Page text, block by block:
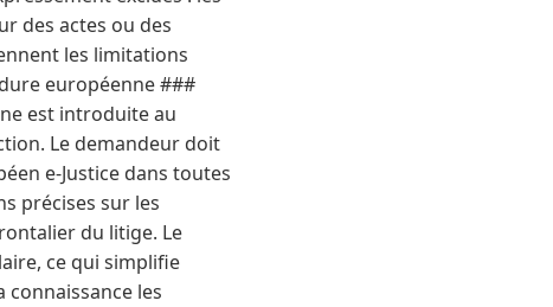
des actes ou des
les limitations
européenne ###
est introduite au
Le demandeur doit
e-Justice dans toutes
précises sur les
du litige. Le
ce qui simplifie
les